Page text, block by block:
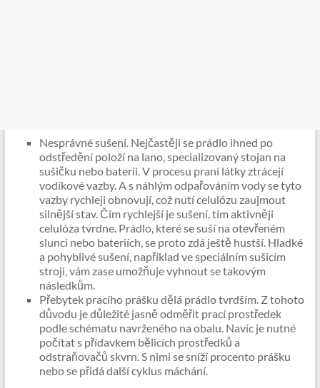
Nesprávné sušení. Nejčastěji se prádlo ihned po
odstředění položí na lano, specializovaný stojan na
sušičku nebo baterii. V procesu praní látky ztrácejí
vodíkové vazby. A s náhlým odpařováním vody se tyto
vazby rychleji obnovují, což nutí celulózu zaujmout
silnější stav. Čím rychlejší je sušení, tím aktivněji
celulóza tvrdne. Prádlo, které se suší na otevřeném
slunci nebo bateriích, se proto zdá ještě hustší. Hladké
a pohyblivé sušení, například ve speciálním sušicím
stroji, vám zase umožňuje vyhnout se takovým
následkům.
Přebytek pracího prášku dělá prádlo tvrdším. Z tohoto
důvodu je důležité jasně odměřit prací prostředek
podle schématu navrženého na obalu. Navíc je nutné
počítat s přídavkem bělicích prostředků a
odstraňovačů skvrn. S nimi se sníží procento prášku
nebo se přidá další cyklus máchání.